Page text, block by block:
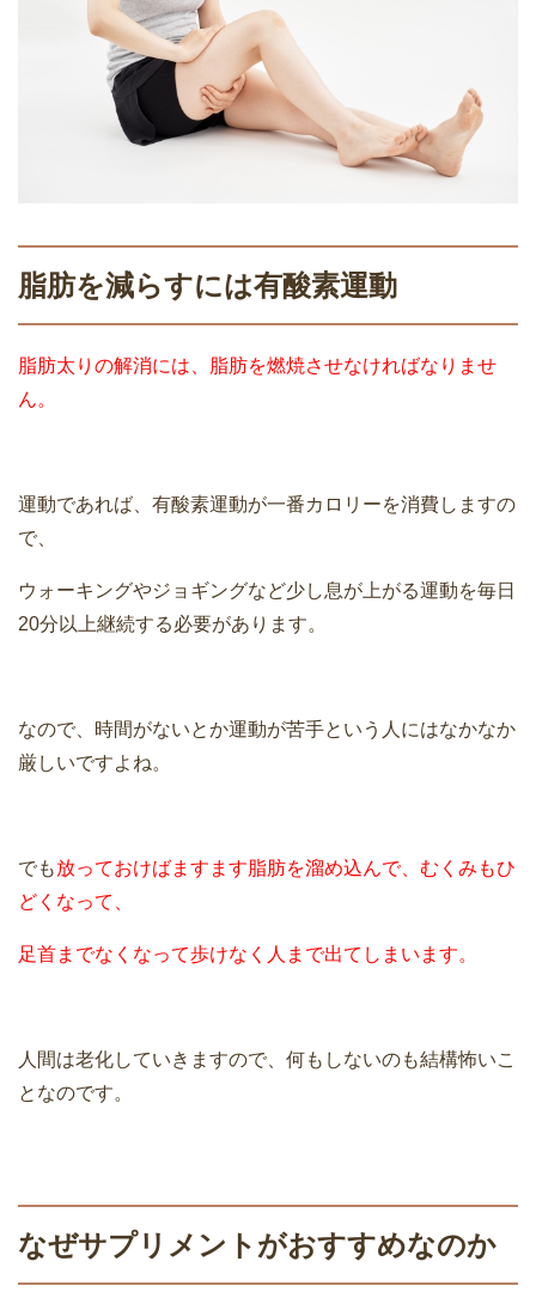
脂肪を減らすには有酸素運動
脂肪太りの解消には、脂肪を燃焼させなければなりませ
ん。
運動であれば、有酸素運動が一番カロリーを消費しますの
で、
ウォーキングやジョギングなど少し息が上がる運動を毎日
20分以上継続する必要があります。
なので、時間がないとか運動が苦手という人にはなかなか
厳しいですよね。
でも放っておけばますます脂肪を溜め込んで、むくみもひ
どくなって、
足首までなくなって歩けなく人まで出てしまいます。
人間は老化していきますので、何もしないのも結構怖いこ
となのです。
なぜサプリメントがおすすめなのか